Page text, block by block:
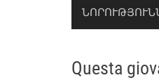
Questa